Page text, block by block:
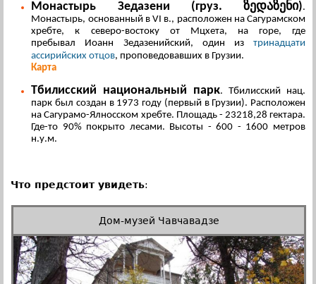
Монастырь Зедазени (груз. ზედაზენი).
Монастырь, основанный в VI в., расположен на Сагурамском
хребте, к северо-востоку от Мцхета, на горе, где
пребывал Иоанн Зедазенийский, один из тринадцати
ассирийских отцов, проповедовавших в Грузии.
Карта
Тбилисский национальный парк. Тбилисский нац.
парк был создан в 1973 году (первый в Грузии). Расположен
на Сагурамо-Ялносском хребте. Площадь - 23218,28 гектара.
Где-то 90% покрыто лесами. Высоты - 600 - 1600 метров
н.у.м.
Что предстоит увидеть:
Дом-музей Чавчавадзе